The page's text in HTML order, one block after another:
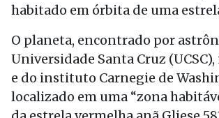
habitado em órbita de uma
O planeta, encontrado por
Universidade Santa Cruz
e do instituto Carnegie de
localizado em uma “zona